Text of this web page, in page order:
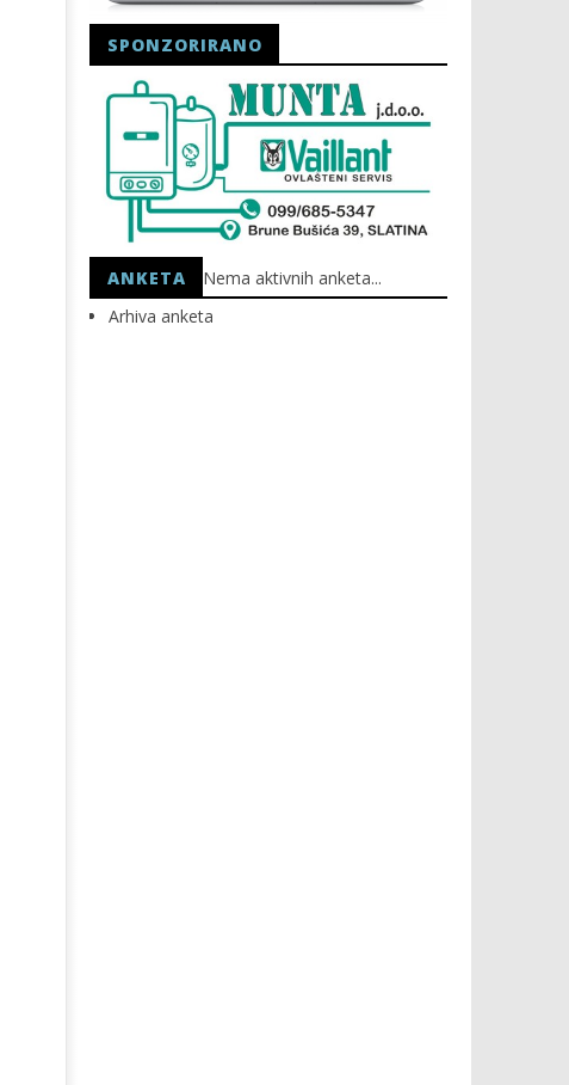
HEP: Bez struje
12.05.2014.
SPONZORIRANO
ANKETA
Nema aktivnih anketa...
Arhiva anketa